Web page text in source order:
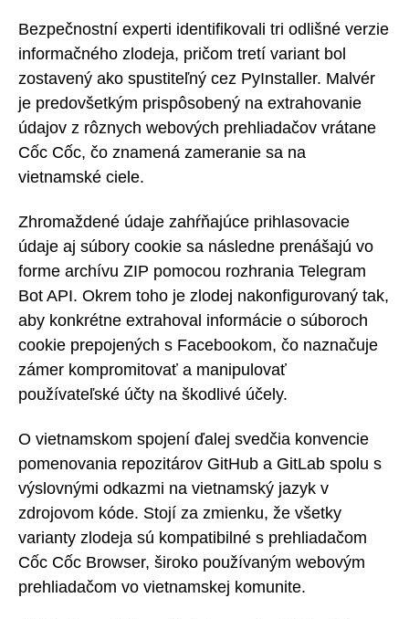
Bezpečnostní experti identifikovali tri odlišné verzie
informačného zlodeja, pričom tretí variant bol
zostavený ako spustiteľný cez PyInstaller. Malvér
je predovšetkým prispôsobený na extrahovanie
údajov z rôznych webových prehliadačov vrátane
Cốc Cốc, čo znamená zameranie sa na
vietnamské ciele.
Zhromaždené údaje zahŕňajúce prihlasovacie
údaje aj súbory cookie sa následne prenášajú vo
forme archívu ZIP pomocou rozhrania Telegram
Bot API. Okrem toho je zlodej nakonfigurovaný tak,
aby konkrétne extrahoval informácie o súboroch
cookie prepojených s Facebookom, čo naznačuje
zámer kompromitovať a manipulovať
používateľské účty na škodlivé účely.
O vietnamskom spojení ďalej svedčia konvencie
pomenovania repozitárov GitHub a GitLab spolu s
výslovnými odkazmi na vietnamský jazyk v
zdrojovom kóde. Stojí za zmienku, že všetky
varianty zlodeja sú kompatibilné s prehliadačom
Cốc Cốc Browser, široko používaným webovým
prehliadačom vo vietnamskej komunite.